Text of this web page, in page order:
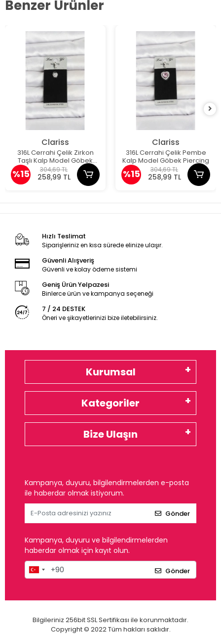
Benzer Ürünler
Clariss
316L Cerrahi Çelik Zirkon
Taşlı Kalp Model Göbek
Piercing
%15 304,69 TL
258,99 TL
Clariss
316L Cerrahi Çelik Pembe
Kalp Model Göbek Piercing
%15 304,69 TL
258,99 TL
Hızlı Teslimat
Siparişleriniz en kısa sürede elinize ulaşır.
Güvenli Alışveriş
Güvenli ve kolay ödeme sistemi
Geniş Ürün Yelpazesi
Binlerce ürün ve kampanya seçeneği
7 / 24 DESTEK
Öneri ve şikayetlerinizi bize iletebilirsiniz.
Kurumsal
Kategoriler
Bize Ulaşın
Kampanya, duyuru, bilgilendirmelerden e-posta
ile haberdar olmak istiyorum.
Gönder
Kampanya, duyuru ve bilgilendirmelerden
haberdar olmak için kayıt olun.
Gönder
Bilgileriniz 256bit SSL Sertifikası ile korunmaktadır.
Copyright © 2022 Tüm hakları saklıdır.